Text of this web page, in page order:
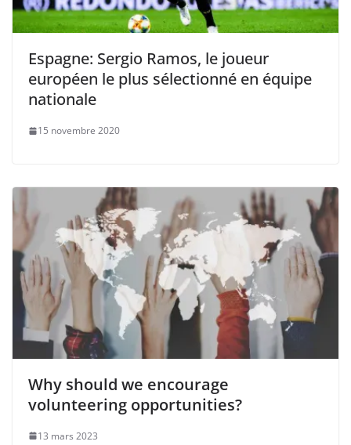
Espagne: Sergio Ramos, le joueur
européen le plus sélectionné en équipe
nationale
15 novembre 2020
Why should we encourage
volunteering opportunities?
13 mars 2023